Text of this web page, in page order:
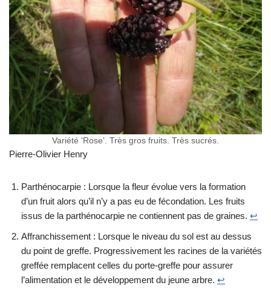
Variété ‘Rose’. Très gros fruits. Très sucrés.
Pierre-Olivier Henry
Parthénocarpie : Lorsque la fleur évolue vers la formation
d’un fruit alors qu’il n’y a pas eu de fécondation. Les fruits
issus de la parthénocarpie ne contiennent pas de graines. ↩︎
Affranchissement : Lorsque le niveau du sol est au dessus
du point de greffe. Progressivement les racines de la variétés
greffée remplacent celles du porte-greffe pour assurer
l’alimentation et le développement du jeune arbre. ↩︎